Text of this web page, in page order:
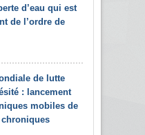
d’eau qui est
de l’ordre de
de lutte
: lancement
mobiles de